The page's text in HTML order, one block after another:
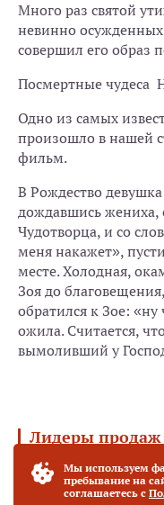
Много раз святой
невинно
совершил его образ
Посмертные чудеса
Одно из самых
произошло в нашей
фильм.
В Рождество
дождавшись жениха,
Чудотворца, и со
меня накажет»,
месте. Холодная,
Зоя до
обратился к Зое: «ну
ожила. Считается,
вымоливший у
Лидеры продаж
Хит продажМы используем
пребывание на
соглашаетесь с